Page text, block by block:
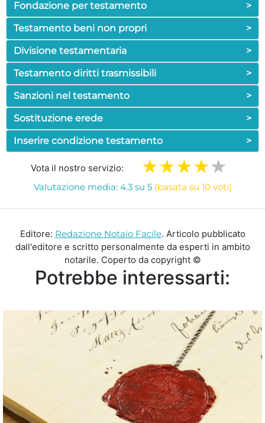
Fondazione per testamento
>
Testamento beni non propri
>
Divisione testamentaria
>
Testamento diritti trasmissibili
>
Sanzioni nel testamento
>
Sostituzione erede
>
Inserire condizione testamento
>
Vota il nostro servizio:
Valutazione media: 4.3 su 5 (basata su 10 voti)
Editore: Redazione Notaio Facile. Articolo pubblicato
dall'editore e scritto personalmente da esperti in ambito
notarile. Coperto da copyright ©
Potrebbe interessarti: